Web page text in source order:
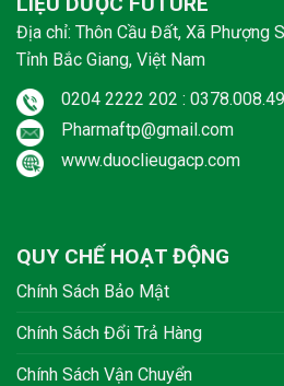
Địa chỉ: Thôn Cầu Đất, Xã Phượng
Tỉnh Bắc Giang, Việt Nam
0204 2222 202 :
Pharmaftp@gmail.com
www.duoclieugacp.com
QUY CHẾ HOẠT ĐỘNG
Chính Sách Bảo Mật
Chính Sách Đổi Trả Hàng
Chính Sách Vận Chuyển